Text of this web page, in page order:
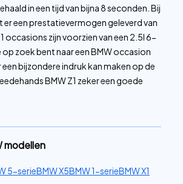
in een tijd van bijna 8 seconden. Bij
een prestatievermogen geleverd van
occasions zijn voorzien van een 2.5l 6-
op zoek bent naar een BMW occasion
een bijzondere indruk kan maken op de
BMW Z1 zeker een goede
modellen
5-serieBMW X5BMW 1-serieBMW X1